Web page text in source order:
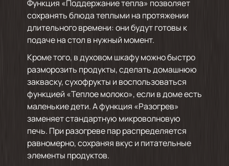
Функция «Поддержание тепла» позволяет
сохранять блюда теплыми на протяжении
длительного времени: они будут готовы к
подаче на стол в нужный момент.
Кроме того, в духовом шкафу можно быстро
разморозить продукты, сделать домашнюю
закваску, сухофрукты и воспользоваться
функцией «Теплое молоко», если в доме есть
маленькие дети. А функция «Разогрев»
заменяет стандартную микроволновую
печь. При разогреве пар распределяется
равномерно, сохраняя вкус и питательные
элементы продуктов.